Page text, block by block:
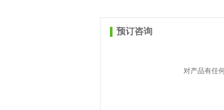
预订咨询
对产品有任